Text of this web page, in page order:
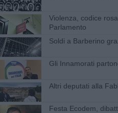
Violenza, codice
Parlamento
Soldi a Barberino
Gli Innamorati
Altri deputati alla
Festa Ecodem,